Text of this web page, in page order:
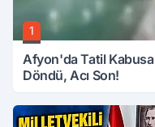
1
Afyon'da Tatil Kabusa
Döndü, Acı Son!